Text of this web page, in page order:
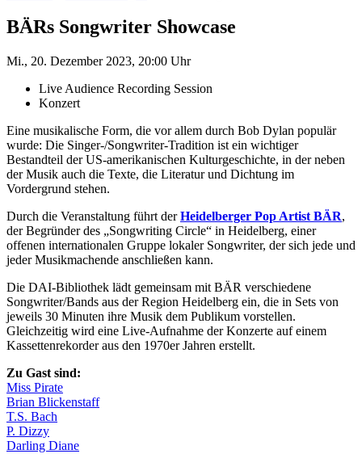
BÄRs Songwriter Showcase
Mi., 20. Dezember 2023, 20:00 Uhr
Live Audience Recording Session
Konzert
Eine musikalische Form, die vor allem durch Bob Dylan populär
wurde: Die Singer-/Songwriter-Tradition ist ein wichtiger
Bestandteil der US-amerikanischen Kulturgeschichte, in der neben
der Musik auch die Texte, die Literatur und Dichtung im
Vordergrund stehen.
Durch die Veranstaltung führt derHeidelberger Pop Artist BÄR,
der Begründer des „Songwriting Circle“ in Heidelberg, einer
offenen internationalen Gruppe lokaler Songwriter, der sich jede und
jeder Musikmachende anschließen kann.
Die DAI-Bibliothek lädt gemeinsam mit BÄR verschiedene
Songwriter/Bands aus der Region Heidelberg ein, die in Sets von
jeweils 30 Minuten ihre Musik dem Publikum vorstellen.
Gleichzeitig wird eine Live-Aufnahme der Konzerte auf einem
Kassettenrekorder aus den 1970er Jahren erstellt.
Zu Gast sind:
Miss Pirate
Brian Blickenstaff
T.S. Bach
P. Dizzy
Darling Diane